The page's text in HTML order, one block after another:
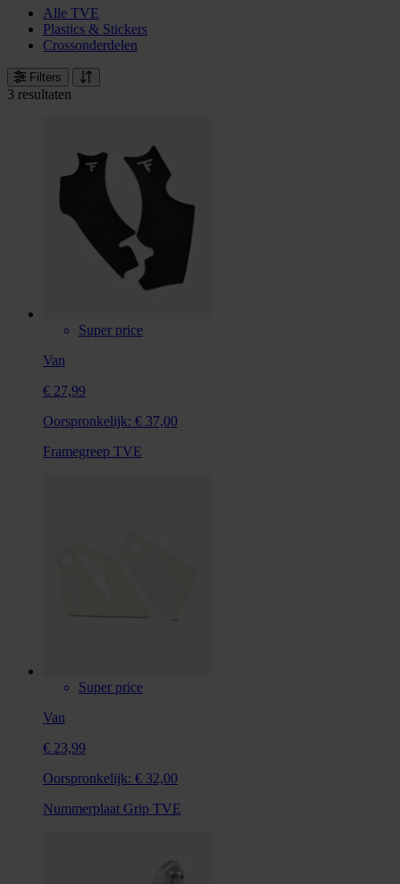
Alle TVE
Plastics & Stickers
Crossonderdelen
Filters
3 resultaten
Super price
Van
€ 27,99
Oorspronkelijk: € 37,00
Framegreep TVE
Super price
Van
€ 23,99
Oorspronkelijk: € 32,00
Nummerplaat Grip TVE